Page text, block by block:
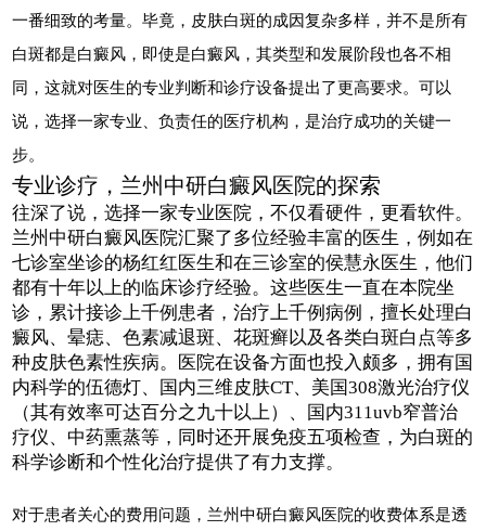
一番细致的考量。毕竟，皮肤白斑的成因复杂多样，并不是所有
白斑都是白癜风，即使是白癜风，其类型和发展阶段也各不相
同，这就对医生的专业判断和诊疗设备提出了更高要求。可以
说，选择一家专业、负责任的医疗机构，是治疗成功的关键一
步。
专业诊疗，兰州中研白癜风医院的探索
往深了说，选择一家专业医院，不仅看硬件，更看软件。
兰州中研白癜风医院汇聚了多位经验丰富的医生，例如在
七诊室坐诊的杨红红医生和在三诊室的侯慧永医生，他们
都有十年以上的临床诊疗经验。这些医生一直在本院坐
诊，累计接诊上千例患者，治疗上千例病例，擅长处理白
癜风、晕痣、色素减退斑、花斑癣以及各类白斑白点等多
种皮肤色素性疾病。医院在设备方面也投入颇多，拥有国
内科学的伍德灯、国内三维皮肤CT、美国308激光治疗仪
（其有效率可达百分之九十以上）、国内311uvb窄普治
疗仪、中药熏蒸等，同时还开展免疫五项检查，为白斑的
科学诊断和个性化治疗提供了有力支撑。
对于患者关心的费用问题，兰州中研白癜风医院的收费体系是透